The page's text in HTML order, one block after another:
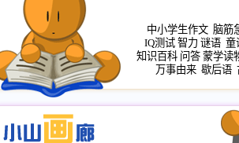
中小学生作文 脑筋
IQ测试 智力 谜语 童
知识百科 问答 蒙学读
万事由来 歇后语